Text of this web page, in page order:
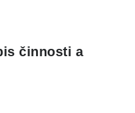
činnosti a